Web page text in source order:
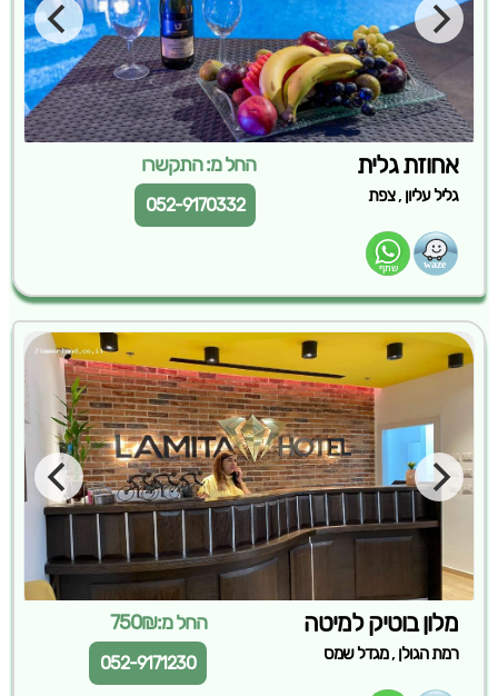
אחוזת גלית החל מ: התקשרו
גליל עליון ,צפת 052-9170332
מלון בוטיק למיטה החל מ:750₪
רמת הגולן ,מגדל שמס 052-9171230